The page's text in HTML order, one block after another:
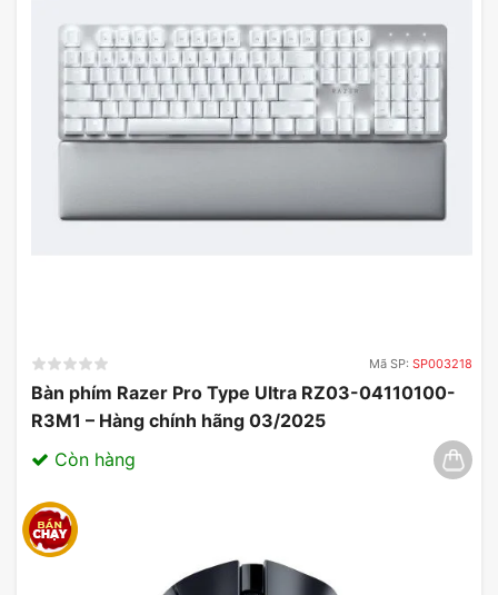
Mua loa Edifier R19BT chính hãng chất lượng tại
Mygear
Loa Edifier R19BT được thiết kế để tối ưu khả năng
nghe, được đánh giá là thiết bị âm thanh phù hợp
để sử dụng ở nhiều không gian khác nhau. Chính
sự linh hoạt về khả năng kết nối, bộ loa này có thể
đáp ứng được hết mọi nhu cầu của bạn.
Mã SP: SP003218
Bàn phím Razer Pro Type Ultra RZ03-04110100-
R3M1 – Hàng chính hãng 03/2025
Còn hàng